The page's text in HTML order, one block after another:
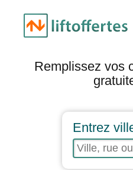
Remplissez vos
Entrez